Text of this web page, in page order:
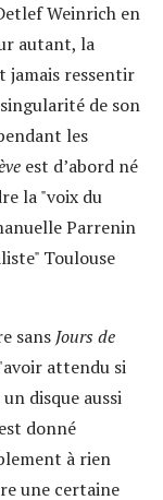
Weinrich en
autant, la
jamais ressentir
de son
les
est d’abord né
la "voix du
Parrenin
Toulouse
sans Jours de
attendu si
disque aussi
donné
à rien
une certaine